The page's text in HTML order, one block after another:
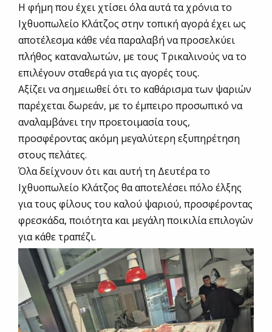
Η φήμη που έχει χτίσει όλα αυτά τα χρόνια το
Ιχθυοπωλείο Κλάτζος στην τοπική αγορά έχει ως
αποτέλεσμα κάθε νέα παραλαβή να προσελκύει
πλήθος καταναλωτών, με τους Τρικαλινούς να το
επιλέγουν σταθερά για τις αγορές τους.
Αξίζει να σημειωθεί ότι το καθάρισμα των ψαριών
παρέχεται δωρεάν, με το έμπειρο προσωπικό να
αναλαμβάνει την προετοιμασία τους,
προσφέροντας ακόμη μεγαλύτερη εξυπηρέτηση
στους πελάτες.
Όλα δείχνουν ότι και αυτή τη Δευτέρα το
Ιχθυοπωλείο Κλάτζος θα αποτελέσει πόλο έλξης
για τους φίλους του καλού ψαριού, προσφέροντας
φρεσκάδα, ποιότητα και μεγάλη ποικιλία επιλογών
για κάθε τραπέζι.